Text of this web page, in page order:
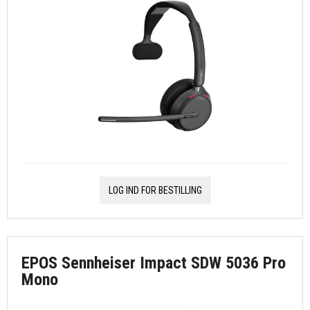
LOG IND FOR BESTILLING
EPOS Sennheiser Impact SDW 5036 Pro
Mono